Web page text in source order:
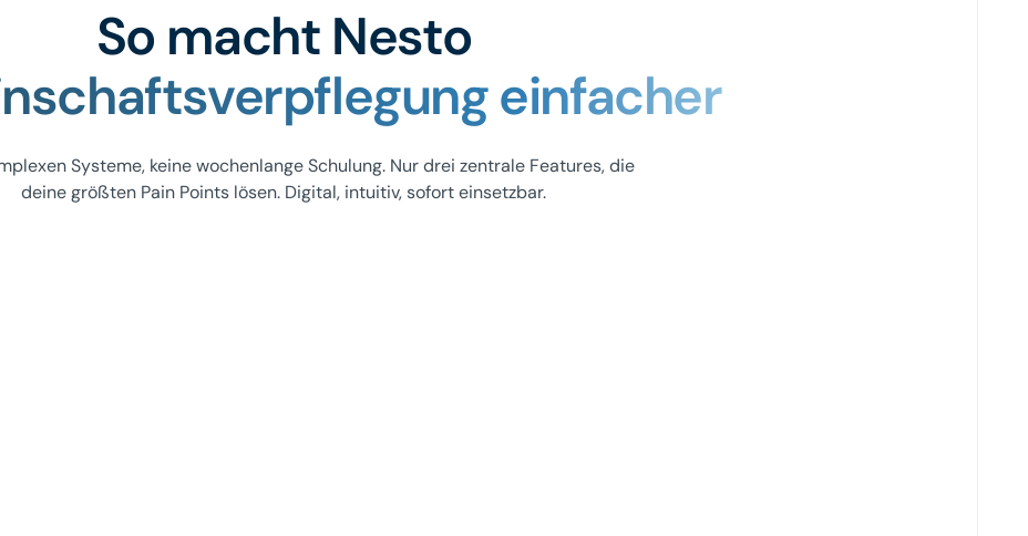
So macht Nesto
einfacher
Systeme, keine wochenlange Schulung. Nur drei zentrale Features, die
deine größten Pain Points lösen. Digital, intuitiv, sofort einsetzbar.